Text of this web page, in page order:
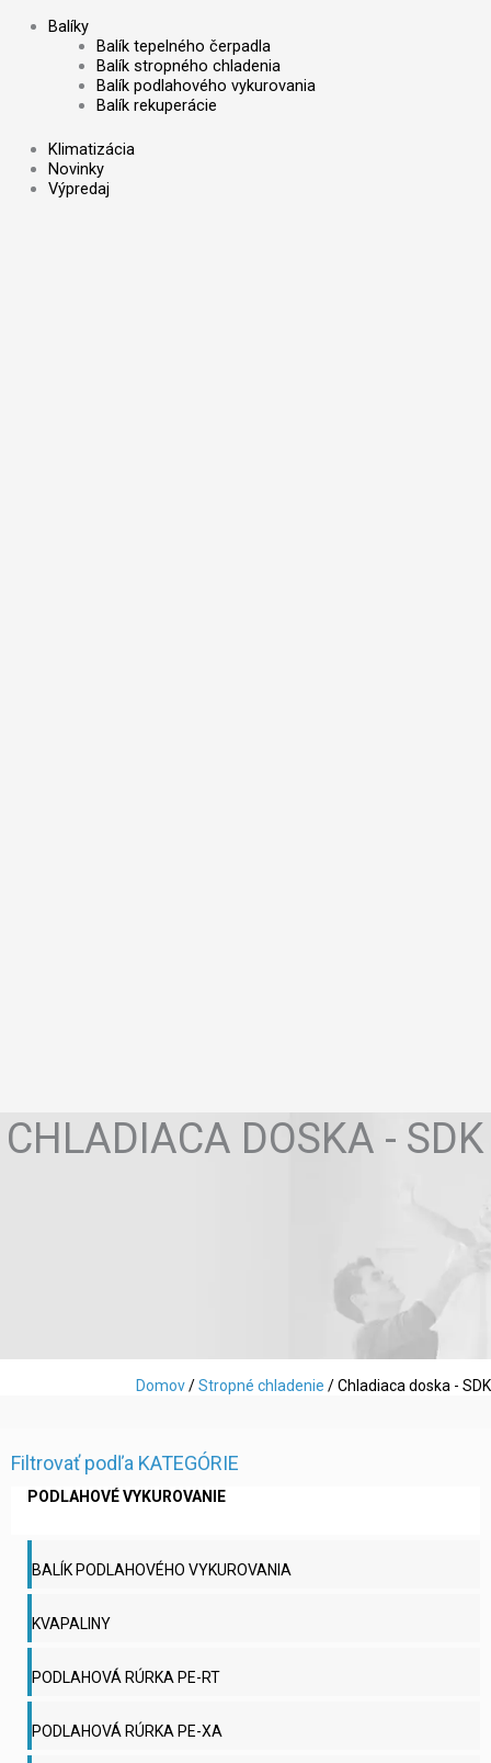
Balíky
Balík tepelného čerpadla
Balík stropného chladenia
Balík podlahového vykurovania
Balík rekuperácie
Klimatizácia
Novinky
Výpredaj
CHLADIACA DOSKA - SDK
Domov/Stropné chladenie / Chladiaca doska - SDK
Filtrovať podľa KATEGÓRIE
PODLAHOVÉ VYKUROVANIE
BALÍK PODLAHOVÉHO VYKUROVANIA
KVAPALINY
PODLAHOVÁ RÚRKA PE-RT
PODLAHOVÁ RÚRKA PE-XA